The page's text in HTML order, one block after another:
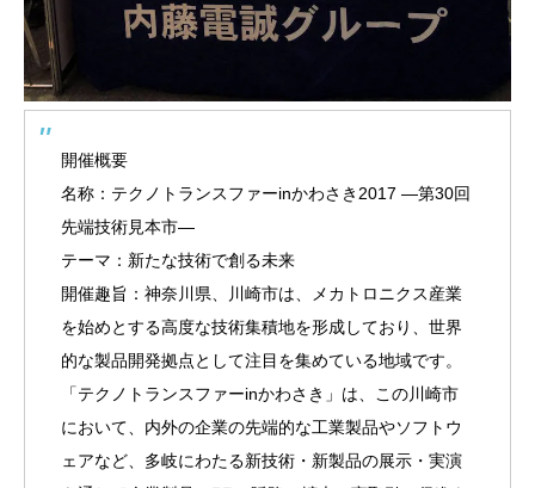
開催概要
名称：テクノトランスファーinかわさき2017 ―第30回
先端技術見本市―
テーマ：新たな技術で創る未来
開催趣旨：神奈川県、川崎市は、メカトロニクス産業
を始めとする高度な技術集積地を形成しており、世界
的な製品開発拠点として注目を集めている地域です。
「テクノトランスファーinかわさき」は、この川崎市
において、内外の企業の先端的な工業製品やソフトウ
ェアなど、多岐にわたる新技術・新製品の展示・実演